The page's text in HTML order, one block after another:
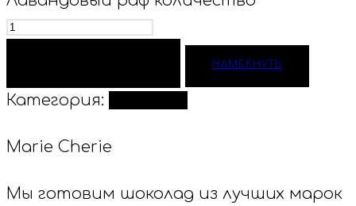
НАМЕКНУТЬ
Категория:
Marie Cherie
Мы готовим шоколад из лучших марок